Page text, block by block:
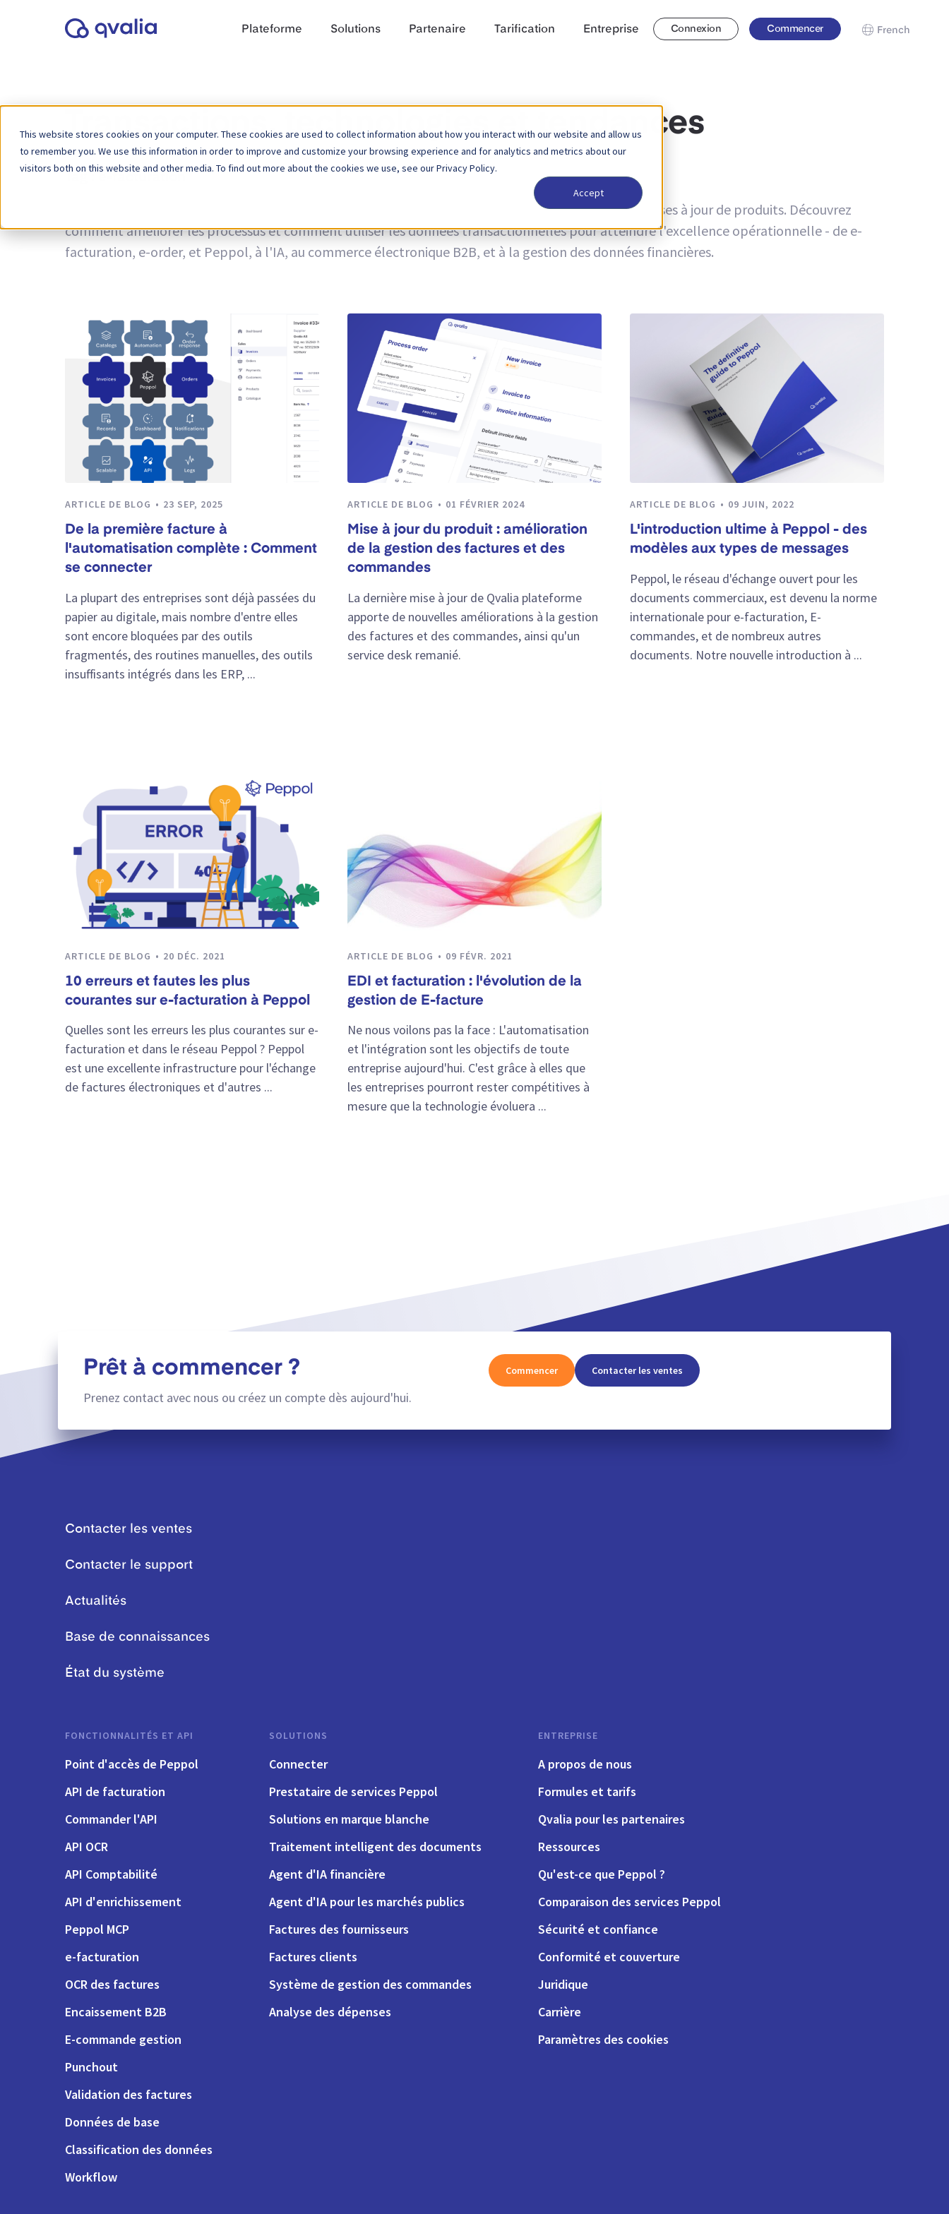
This website stores cookies on your computer. These cookies are used to collect information about how you interact with our website and allow us
to remember you. We use this information in order to improve and customize your browsing experience and for analytics and metrics about our
visitors both on this website and other media. To find out more about the cookies we use, see our Privacy Policy.
Accept
Plateforme Solutions Partenaire Tarification Entreprise Connexion Commencer French
Transactions, technologies et tendances
Des idées sur les transactions, les technologies et les tendances, ainsi que des informations sur les mises à jour de produits. Découvrez
comment améliorer les processus et comment utiliser les données transactionnelles pour atteindre l'excellence opérationnelle - de e-
facturation, e-order, et Peppol, à l'IA, au commerce électronique B2B, et à la gestion des données financières.
ARTICLE DE BLOG 23 SEP, 2025
De la première facture à
l'automatisation complète : Comment
se connecter
La plupart des entreprises sont déjà passées du
papier au digitale, mais nombre d'entre elles
sont encore bloquées par des outils
fragmentés, des routines manuelles, des outils
insuffisants intégrés dans les ERP, ...
ARTICLE DE BLOG 01 FÉVRIER 2024
Mise à jour du produit : amélioration
de la gestion des factures et des
commandes
La dernière mise à jour de Qvalia plateforme
apporte de nouvelles améliorations à la gestion
des factures et des commandes, ainsi qu'un
service desk remanié.
ARTICLE DE BLOG 09 JUIN, 2022
L'introduction ultime à Peppol - des
modèles aux types de messages
Peppol, le réseau d'échange ouvert pour les
documents commerciaux, est devenu la norme
internationale pour e-facturation, E-
commandes, et de nombreux autres
documents. Notre nouvelle introduction à ...
ARTICLE DE BLOG 20 DÉC. 2021
10 erreurs et fautes les plus
courantes sur e-facturation à Peppol
Quelles sont les erreurs les plus courantes sur e-
facturation et dans le réseau Peppol ? Peppol
est une excellente infrastructure pour l'échange
de factures électroniques et d'autres ...
ARTICLE DE BLOG 09 FÉVR. 2021
EDI et facturation : l'évolution de la
gestion de E-facture
Ne nous voilons pas la face : L'automatisation
et l'intégration sont les objectifs de toute
entreprise aujourd'hui. C'est grâce à elles que
les entreprises pourront rester compétitives à
mesure que la technologie évoluera ...
Prêt à commencer ?
Prenez contact avec nous ou créez un compte dès aujourd'hui.
Commencer Contacter les ventes
Contacter les ventes
Contacter le support
Actualités
Base de connaissances
État du système
FONCTIONNALITÉS ET API
Point d'accès de Peppol
API de facturation
Commander l'API
API OCR
API Comptabilité
API d'enrichissement
Peppol MCP
e-facturation
OCR des factures
Encaissement B2B
E-commande gestion
Punchout
Validation des factures
Données de base
Classification des données
Workflow
SOLUTIONS
Connecter
Prestataire de services Peppol
Solutions en marque blanche
Traitement intelligent des documents
Agent d'IA financière
Agent d'IA pour les marchés publics
Factures des fournisseurs
Factures clients
Système de gestion des commandes
Analyse des dépenses
ENTREPRISE
A propos de nous
Formules et tarifs
Qvalia pour les partenaires
Ressources
Qu'est-ce que Peppol ?
Comparaison des services Peppol
Sécurité et confiance
Conformité et couverture
Juridique
Carrière
Paramètres des cookies